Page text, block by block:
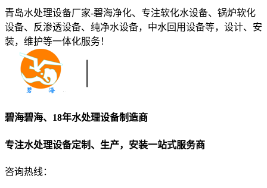
青岛水处理设备厂家-碧海净化、专注软化水设备、锅炉软化
设备、反渗透设备、纯净水设备，中水回用设备等，设计、安
装，维护等一体化服务！
碧海碧海、18年水处理设备制造商
专注水处理设备定制、生产，安装一站式服务商
咨询热线：